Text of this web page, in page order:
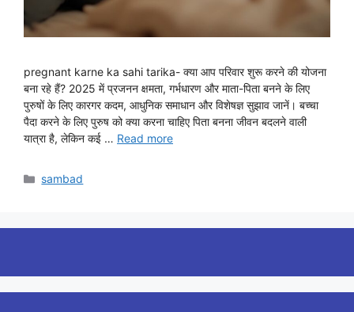
pregnant karne ka sahi tarika- क्या आप परिवार शुरू करने की योजना
बना रहे हैं? 2025 में प्रजनन क्षमता, गर्भधारण और माता-पिता बनने के लिए
पुरुषों के लिए कारगर कदम, आधुनिक समाधान और विशेषज्ञ सुझाव जानें। बच्चा
पैदा करने के लिए पुरुष को क्या करना चाहिए पिता बनना जीवन बदलने वाली
यात्रा है, लेकिन कई … Read more
Categories
sambad